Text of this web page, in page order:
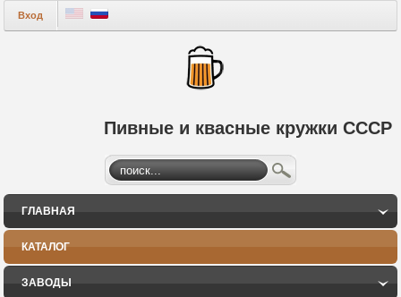
Пивные и квасные кружки СССР
Вход
ГЛАВНАЯ
КАТАЛОГ
ЗАВОДЫ